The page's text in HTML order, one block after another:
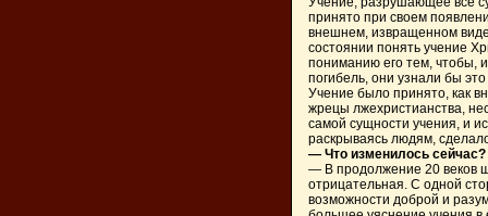
принято при своем
внешнем, извращенном
состоянии понять учение
пониманию его тем, чтобы,
погибель, они узнали бы
Учение было принято, как
жрецы лжехристианства,
самой сущности учения, и
раскрываясь людям,
— Что изменилось сейчас?
— В продолжение 20 веков
отрицательная. С одной
возможности доброй и